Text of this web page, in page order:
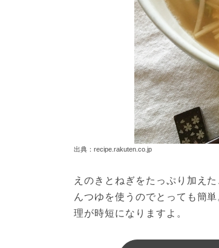
出典：recipe.rakuten.co.jp
えのきとねぎをたっぷり加え
んつゆを使うのでとっても簡
理が時短になりますよ。